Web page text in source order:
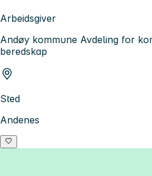
Arbeidsgiver
Andøy kommune Avdeling for
beredskap
Sted
Andenes